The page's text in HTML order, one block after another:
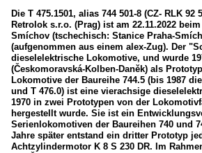
Die T 475.1501, alias 744 501-8 (CZ- RLK 92
Retrolok s.r.o. (Prag) ist am 22.11.2022
Smíchov (tschechisch: Stanice Praha-
(aufgenommen aus einem alex-Zug). Der
dieselelektrische Lokomotive, und wurde
(Českomoravská-Kolben-Daněk) als
Lokomotive der Baureihe 744.5 (bis 1987
und T 476.0) ist eine vierachsige
1970 in zwei Prototypen von der
hergestellt wurde. Sie ist ein
Serienlokomotiven der Baureihen 740 und
Jahre später entstand ein dritter Prototyp
Achtzylindermotor K 8 S 230 DR. Im